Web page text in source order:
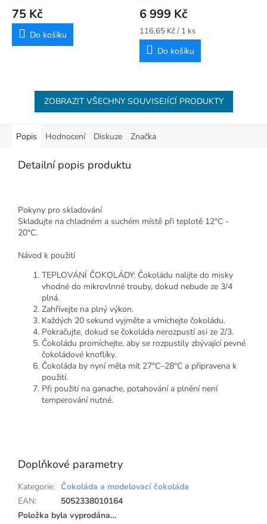
75 Kč
Do košíku
6 999 Kč
Měrná
cena:
116,65 Kč / 1 ks
Do košíku
ZOBRAZIT VŠECHNY SOUVISEJÍCÍ PRODUKTY
Popis Hodnocení Diskuze Značka
Detailní popis produktu
Pokyny pro skladování
Skladujte na chladném a suchém místě při teplotě 12°C -
20°C.
Návod k použití
TEPLOVÁNÍ ČOKOLÁDY: Čokoládu nalijte do misky
vhodné do mikrovlnné trouby, dokud nebude ze 3/4
plná.
Zahřívejte na plný výkon.
Každých 20 sekund vyjměte a vmíchejte čokoládu.
Pokračujte, dokud se čokoláda nerozpustí asi ze 2/3.
Čokoládu promíchejte, aby se rozpustily zbývající pevné
čokoládové knoflíky.
Čokoláda by nyní měla mít 27°C–28°C a připravena k
použití.
Při použití na ganache, potahování a plnění není
temperování nutné.
Doplňkové parametry
Kategorie: Čokoláda a modelovací čokoláda
EAN:
5052338010164
Položka byla vyprodána…